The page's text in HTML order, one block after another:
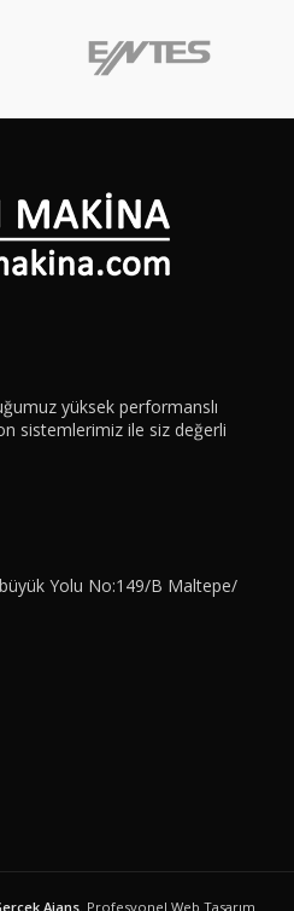
yüksek performanslı
sistemlerimiz ile siz değerli
Yolu No:149/B Maltepe/
Ajans. Profesyonel Web Tasarım